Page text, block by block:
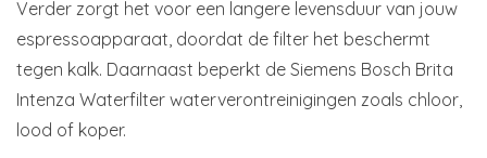
Verder zorgt het voor een langere levensduur van jouw
espressoapparaat, doordat de filter het beschermt
tegen kalk. Daarnaast beperkt de Siemens Bosch Brita
Intenza Waterfilter waterverontreinigingen zoals chloor,
lood of koper.